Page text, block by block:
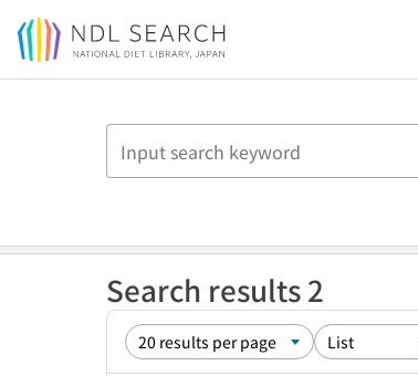
Jump to main content
Search results 2